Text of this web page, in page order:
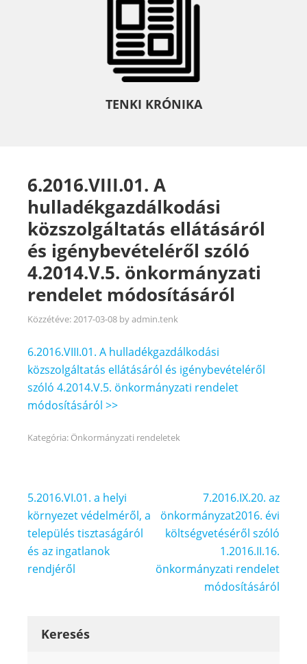
TENKI KRÓNIKA
6.2016.VIII.01. A
hulladékgazdálkodási
közszolgáltatás ellátásáról
és igénybevételéről szóló
4.2014.V.5. önkormányzati
rendelet módosításáról
Közzétéve:2017-03-08 byadmin.tenk
6.2016.VIII.01. A hulladékgazdálkodási
közszolgáltatás ellátásáról és igénybevételéről
szóló 4.2014.V.5. önkormányzati rendelet
módosításáról >>
Kategória: Önkormányzati rendeletek
Bejegyzés
navigáció
5.2016.VI.01. a helyi
környezet védelméről, a
település tisztaságáról
és az ingatlanok
rendjéről
7.2016.IX.20. az
önkormányzat2016. évi
költségvetéséről szóló
1.2016.II.16.
önkormányzati rendelet
módosításáról
Keresés